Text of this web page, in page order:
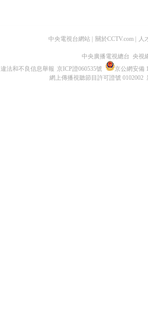
中央電視台網站 關於CCTV.com 人
中央廣播電視總台 央視
違法和不良信息舉報 京ICP證060535號
京公網安備
網上傳播視聽節目許可證號 0102002